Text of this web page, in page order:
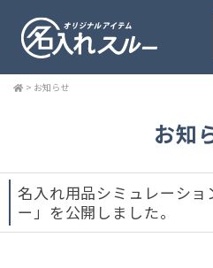
> お知らせ
お知
名入れ用品シミュレーシ
ー」を公開しました。